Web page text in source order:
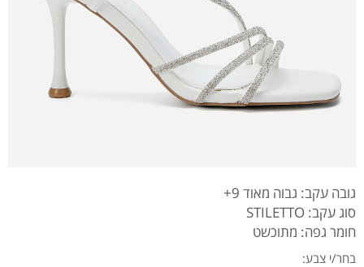
גובה עקב: גבוה מאוד 9+
סוג עקב: STILETTO
חומר גפה: מתוכשט
בחר/י צבע: